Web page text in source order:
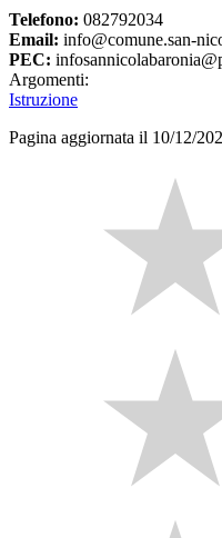
Telefono: 082792034
Email: info@comune.san-
PEC:
Argomenti:
Istruzione
Pagina aggiornata il 10/12/